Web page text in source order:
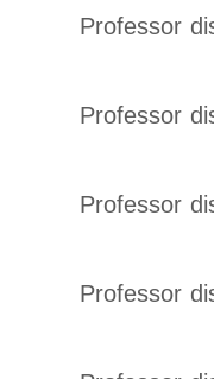
Professor
Professor
Professor
Professor